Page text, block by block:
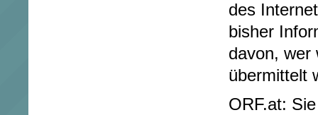
des
bisher
davon, wer
übermittelt
ORF.at: